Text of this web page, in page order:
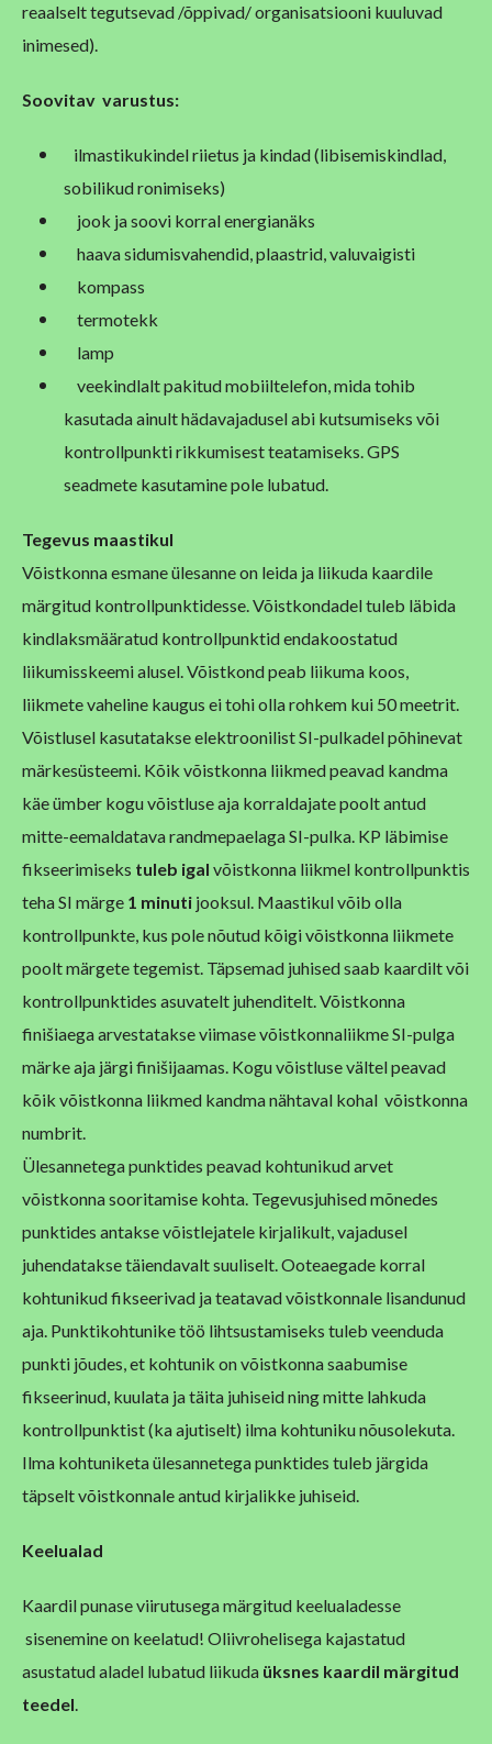
reaalselt tegutsevad /õppivad/ organisatsiooni kuuluvad
inimesed).
Soovitav varustus:
ilmastikukindel riietus ja kindad (libisemiskindlad,
sobilikud ronimiseks)
jook ja soovi korral energianäks
haava sidumisvahendid, plaastrid, valuvaigisti
kompass
termotekk
lamp
veekindlalt pakitud mobiiltelefon, mida tohib
kasutada ainult hädavajadusel abi kutsumiseks või
kontrollpunkti rikkumisest teatamiseks. GPS
seadmete kasutamine pole lubatud.
Tegevus maastikul
Võistkonna esmane ülesanne on leida ja liikuda kaardile
märgitud kontrollpunktidesse. Võistkondadel tuleb läbida
kindlaksmääratud kontrollpunktid endakoostatud
liikumisskeemi alusel. Võistkond peab liikuma koos,
liikmete vaheline kaugus ei tohi olla rohkem kui 50 meetrit.
Võistlusel kasutatakse elektroonilist SI-pulkadel põhinevat
märkesüsteemi. Kõik võistkonna liikmed peavad kandma
käe ümber kogu võistluse aja korraldajate poolt antud
mitte-eemaldatava randmepaelaga SI-pulka. KP läbimise
fikseerimiseks tuleb igal võistkonna liikmel kontrollpunktis
teha SI märge 1 minuti jooksul. Maastikul võib olla
kontrollpunkte, kus pole nõutud kõigi võistkonna liikmete
poolt märgete tegemist. Täpsemad juhised saab kaardilt või
kontrollpunktides asuvatelt juhenditelt. Võistkonna
finišiaega arvestatakse viimase võistkonnaliikme SI-pulga
märke aja järgi finišijaamas. Kogu võistluse vältel peavad
kõik võistkonna liikmed kandma nähtaval kohal võistkonna
numbrit.
Ülesannetega punktides peavad kohtunikud arvet
võistkonna sooritamise kohta. Tegevusjuhised mõnedes
punktides antakse võistlejatele kirjalikult, vajadusel
juhendatakse täiendavalt suuliselt. Ooteaegade korral
kohtunikud fikseerivad ja teatavad võistkonnale lisandunud
aja. Punktikohtunike töö lihtsustamiseks tuleb veenduda
punkti jõudes, et kohtunik on võistkonna saabumise
fikseerinud, kuulata ja täita juhiseid ning mitte lahkuda
kontrollpunktist (ka ajutiselt) ilma kohtuniku nõusolekuta.
Ilma kohtuniketa ülesannetega punktides tuleb järgida
täpselt võistkonnale antud kirjalikke juhiseid.
Keelualad
Kaardil punase viirutusega märgitud keelualadesse
sisenemine on keelatud! Oliivrohelisega kajastatud
asustatud aladel lubatud liikuda üksnes kaardil märgitud
teedel.